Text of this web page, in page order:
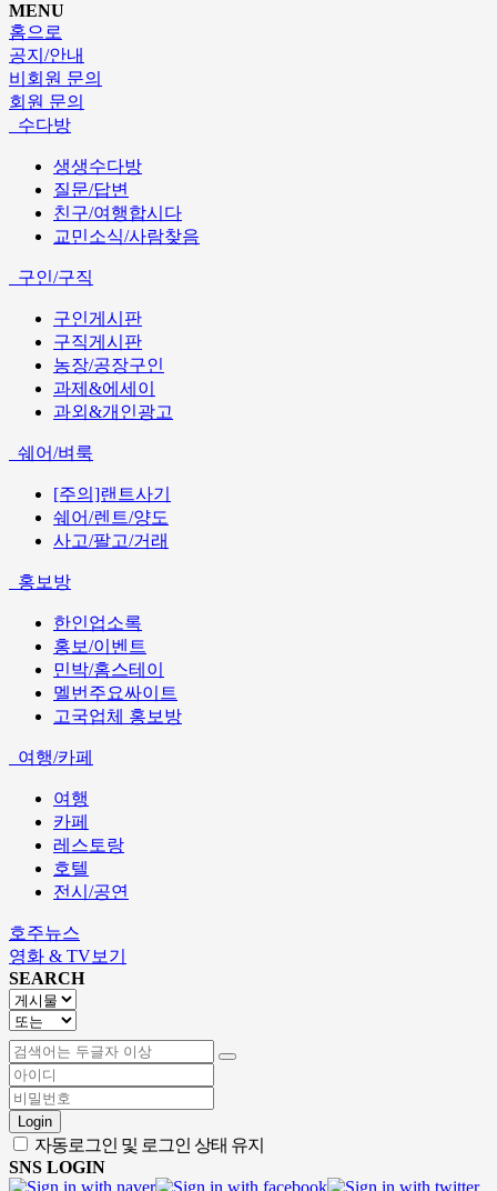
MENU
홈으로
공지/안내
비회원 문의
회원 문의
수다방
생생수다방
질문/답변
친구/여행합시다
교민소식/사람찾음
구인/구직
구인게시판
구직게시판
농장/공장구인
과제&에세이
과외&개인광고
쉐어/벼룩
[주의]랜트사기
쉐어/렌트/양도
사고/팔고/거래
홍보방
한인업소록
홍보/이벤트
민박/홈스테이
멜번주요싸이트
고국업체 홍보방
여행/카페
여행
카페
레스토랑
호텔
전시/공연
호주뉴스
영화 & TV보기
SEARCH
Login
자동로그인 및 로그인 상태 유지
SNS LOGIN